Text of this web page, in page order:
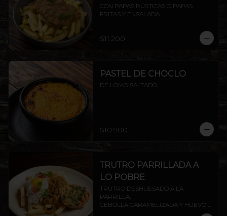
CON PAPAS RÚSTICAS O PAPAS
FRITAS Y ENSALADA.
$11.200
PASTEL DE CHOCLO
DE LOMO SALTADO.
$10.900
TRUTRO PARRILLADA A
LO POBRE
TRUTRO DESHUESADO A LA
PARRILLA,
CEBOLLA CARAMELIZADA Y HUEVO